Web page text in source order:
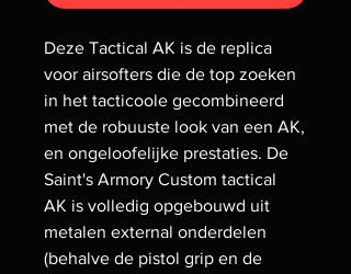
Deze Tactical AK is de replica
voor airsofters die de top zoeken
in het tacticoole gecombineerd
met de robuuste look van een AK,
en ongeloofelijke prestaties. De
Saint's Armory Custom tactical
AK is volledig opgebouwd uit
metalen external onderdelen
(behalve de pistol grip en de